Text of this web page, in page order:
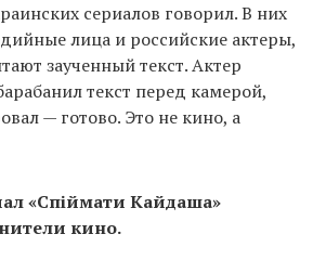
сериалов говорил. В них
лица и российские актеры,
заученный текст. Актер
текст перед камерой,
— готово. Это не кино, а
«Спіймати Кайдаша»
кино.